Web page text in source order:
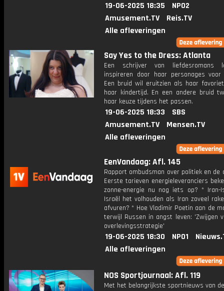
19-06-2025 18:35
NPO2
Amusement.TV
Reis.TV
Alle afleveringen
Say Yes to the Dress: Atlanta
Een schrijver van liefdesromans
inspireren door haar personages
Een bruid wil eruitzien als haar
haar kindertijd. En een andere bruid
haar keuze tijdens het passen.
19-06-2025 18:33
SBS
Amusement.TV
Mensen.TV
Alle afleveringen
EenVandaag: Afl. 145
Rapport ombudsman over politiek en de
Eerste tarieven energieleveranciers
zonne-energie nu nog iets op? * Iran-
Israël het volhouden als Iran zoveel
afvuren? * Hoe Vladimir Poetin aan de
terwijl Russen in angst leven: 'Zwijgen
overlevingsstrategie'
19-06-2025 18:30 NPO1
Alle afleveringen
NOS Sportjournaal: Afl. 119
Met het belangrijkste sportnieuws van